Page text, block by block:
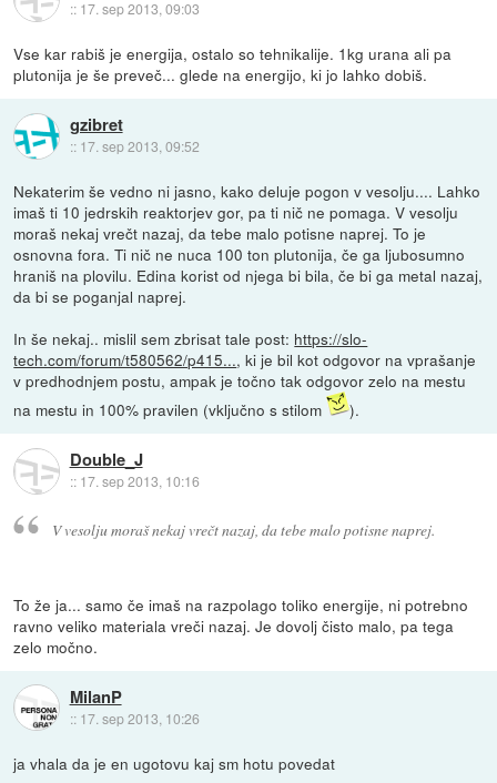
:: 17. sep 2013, 09:03
Vse kar rabiš je energija, ostalo so tehnikalije. 1kg urana ali pa
plutonija je še preveč... glede na energijo, ki jo lahko dobiš.
gzibret
:: 17. sep 2013, 09:52
Nekaterim še vedno ni jasno, kako deluje pogon v vesolju.... Lahko
imaš ti 10 jedrskih reaktorjev gor, pa ti nič ne pomaga. V vesolju
moraš nekaj vrečt nazaj, da tebe malo potisne naprej. To je
osnovna fora. Ti nič ne nuca 100 ton plutonija, če ga ljubosumno
hraniš na plovilu. Edina korist od njega bi bila, če bi ga metal nazaj,
da bi se poganjal naprej.
In še nekaj.. mislil sem zbrisat tale post: https://slo-
tech.com/forum/t580562/p415..., ki je bil kot odgovor na vprašanje
v predhodnjem postu, ampak je točno tak odgovor zelo na mestu
na mestu in 100% pravilen (vključno s stilom
).
Double_J
:: 17. sep 2013, 10:16
V vesolju moraš nekaj vrečt nazaj, da tebe malo potisne naprej.
To že ja... samo če imaš na razpolago toliko energije, ni potrebno
ravno veliko materiala vreči nazaj. Je dovolj čisto malo, pa tega
zelo močno.
MilanP
:: 17. sep 2013, 10:26
ja vhala da je en ugotovu kaj sm hotu povedat